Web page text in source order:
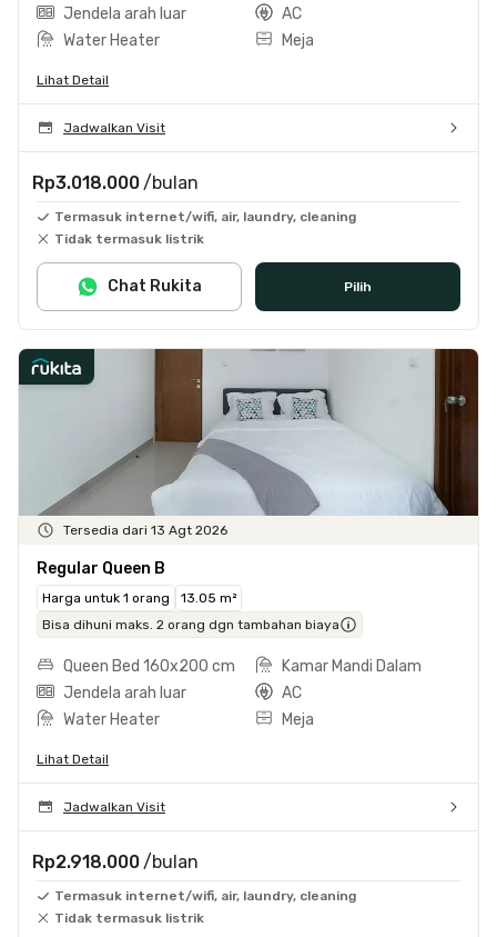
Jendela arah luar
AC
Water Heater
Meja
Lihat Detail
Jadwalkan Visit
Rp3.018.000 /bulan
Termasuk internet/wifi, air, laundry, cleaning
Tidak termasuk listrik
Pilih
Chat Rukita
Tersedia dari 13 Agt 2026
Regular Queen B
Harga untuk 1 orang
13.05 m²
Bisa dihuni maks. 2 orang dgn tambahan biaya
Queen Bed 160x200 cm
Kamar Mandi Dalam
Jendela arah luar
AC
Water Heater
Meja
Lihat Detail
Jadwalkan Visit
Rp2.918.000 /bulan
Termasuk internet/wifi, air, laundry, cleaning
Tidak termasuk listrik